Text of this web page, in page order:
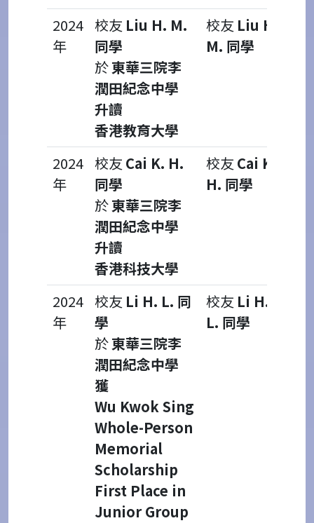
2024
年
校友 Liu H. M.
同學
於東華三院李
潤田紀念中學
升讀
香港教育大學
校友 Liu H.
M. 同學
2024
年
校友 Cai K. H.
同學
於東華三院李
潤田紀念中學
升讀
香港科技大學
校友 Cai K.
H. 同學
2024
年
校友 Li H. L. 同
學
於東華三院李
潤田紀念中學
獲
Wu Kwok Sing
Whole-Person
Memorial
Scholarship
First Place in
Junior Group
校友 Li H.
L. 同學